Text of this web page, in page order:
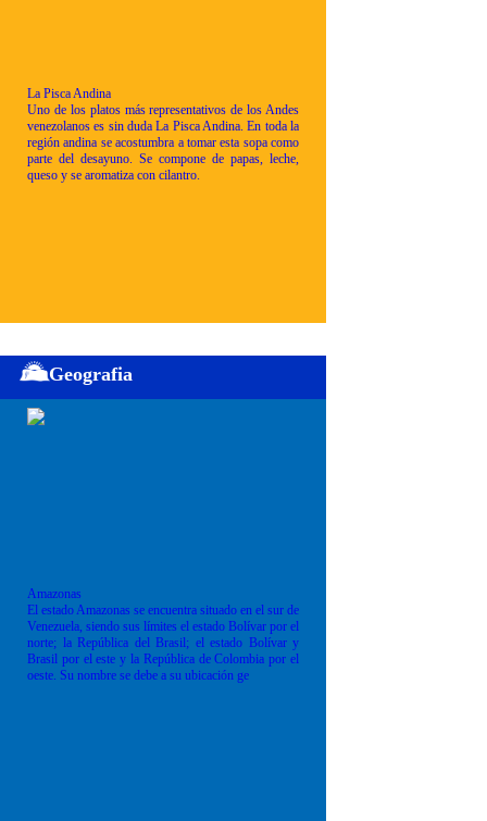
La Pisca Andina
Uno de los platos más representativos de los Andes
venezolanos es sin duda La Pisca Andina. En toda la
región andina se acostumbra a tomar esta sopa como
parte del desayuno. Se compone de papas, leche,
queso y se aromatiza con cilantro.
Geografia
Amazonas
El estado Amazonas se encuentra situado en el sur de
Venezuela, siendo sus límites el estado Bolívar por el
norte; la República del Brasil; el estado Bolívar y
Brasil por el este y la República de Colombia por el
oeste. Su nombre se debe a su ubicación ge